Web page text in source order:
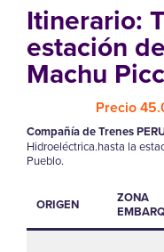
Itinerario:
estación
Machu
Precio
Compañía de Trenes
Hidroeléctrica.hasta la
Pueblo.
ORIGEN
ZONA